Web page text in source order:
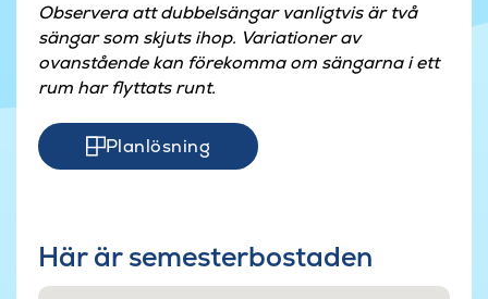
Observera att dubbelsängar vanligtvis är två
sängar som skjuts ihop. Variationer av
ovanstående kan förekomma om sängarna i ett
rum har flyttats runt.
Planlösning
Här är semesterbostaden